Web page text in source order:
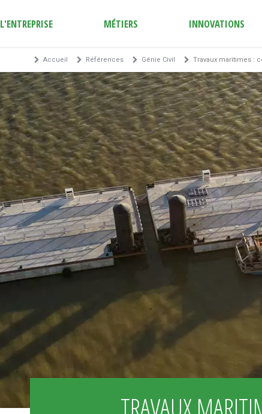
L'ENTREPRISE MÉTIERS INNOVATIONS
Accueil Références Génie Civil Travaux maritimes :